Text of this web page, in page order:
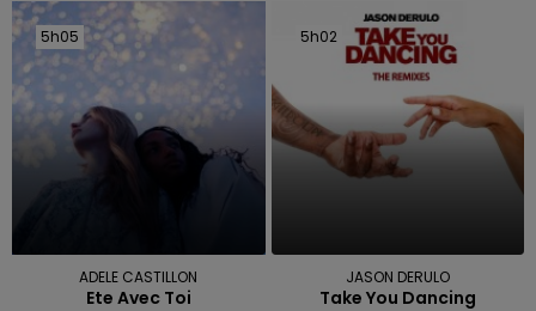
5h05
5h05
ADELE CASTILLON
Ete Avec Toi
5h02
5h02
JASON DERULO
Take You Dancing